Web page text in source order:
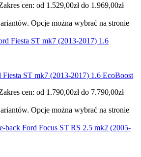
cen: od 1.529,00zł do 1.969,00zł
Opcje można wybrać na stronie
ST mk7 (2013-2017) 1.6 EcoBoost
cen: od 1.790,00zł do 7.790,00zł
Opcje można wybrać na stronie